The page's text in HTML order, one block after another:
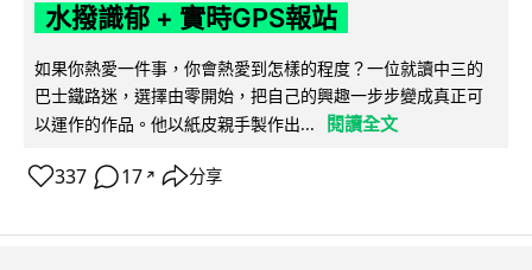
水撥識郁 + 實時GPS報站
如果你熱愛一件事，你會熱愛到怎樣的程度？一位就讀中三的
巴士鐵路迷，選擇由零開始，把自己的興趣一步步變成真正可
以運作的作品。他以紙皮親手製作出...
閱讀全文
337 17 ↗ 分享